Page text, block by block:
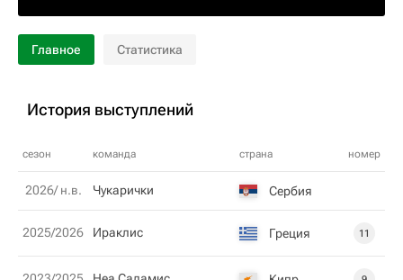
Главное Статистика
История выступлений
сезон команда страна номер
2026/ н.в. Чукарички Сербия
2025/2026 Ираклис Греция 11